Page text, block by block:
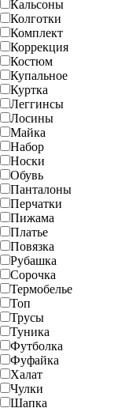
Кальсоны
Колготки
Комплект
Коррекция
Костюм
Купальное
Куртка
Леггинсы
Лосины
Майка
Набор
Носки
Обувь
Панталоны
Перчатки
Пижама
Платье
Повязка
Рубашка
Сорочка
Термобелье
Топ
Трусы
Туника
Футболка
Фуфайка
Халат
Чулки
Шапка